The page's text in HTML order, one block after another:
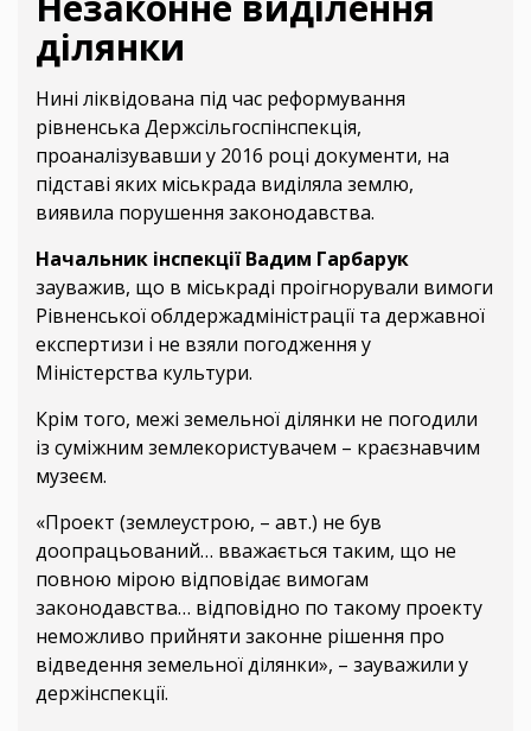
ділянки
Нині ліквідована під час реформування
рівненська Держсільгоспінспекція,
проаналізувавши у 2016 році документи, на
підставі яких міськрада виділяла землю,
виявила порушення законодавства.
Начальник інспекції Вадим Гарбарук
зауважив, що в міськраді проігнорували вимоги
Рівненської облдержадміністрації та державної
експертизи і не взяли погодження у
Міністерства культури.
Крім того, межі земельної ділянки не погодили
із суміжним землекористувачем – краєзнавчим
музеєм.
«Проект (землеустрою, – авт.) не був
доопрацьований… вважається таким, що не
повною мірою відповідає вимогам
законодавства… відповідно по такому проекту
неможливо прийняти законне рішення про
відведення земельної ділянки», – зауважили у
держінспекції.